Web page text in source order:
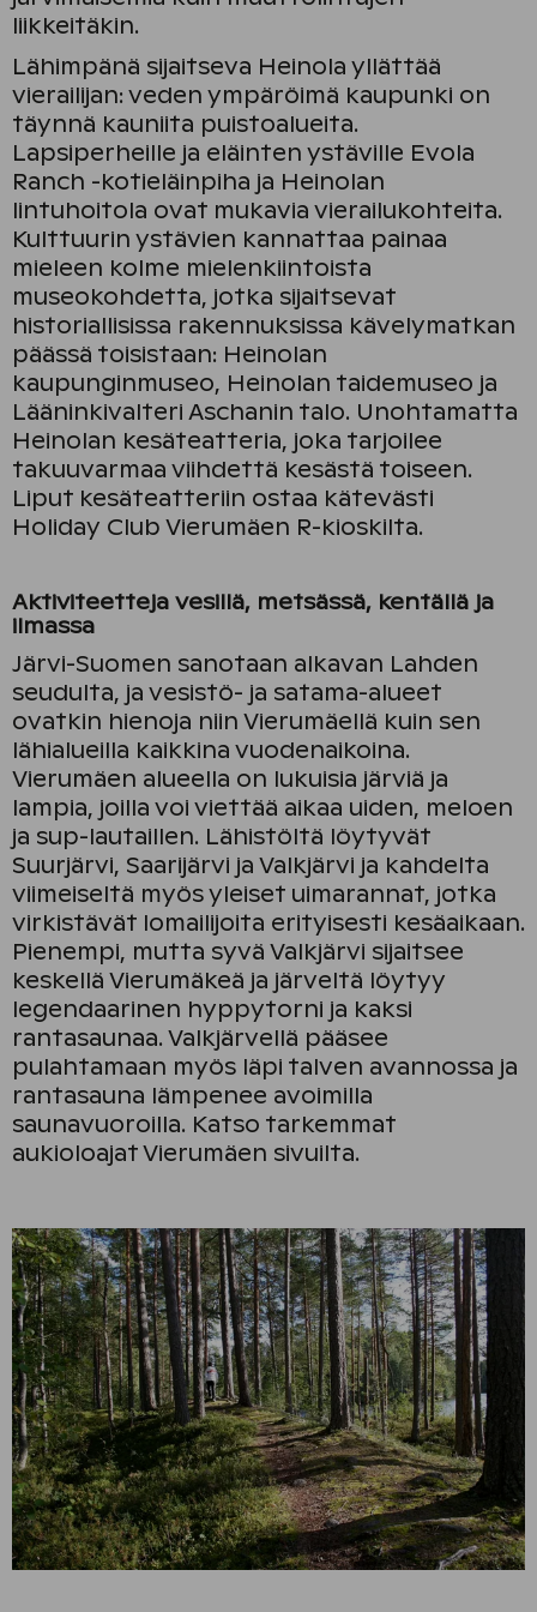
liikkeitäkin.
Lähimpänä sijaitseva Heinola yllättää
vierailijan: veden ympäröimä kaupunki on
täynnä kauniita puistoalueita.
Lapsiperheille ja eläinten ystäville Evola
Ranch -kotieläinpiha ja Heinolan
lintuhoitola ovat mukavia vierailukohteita.
Kulttuurin ystävien kannattaa painaa
mieleen kolme mielenkiintoista
museokohdetta, jotka sijaitsevat
historiallisissa rakennuksissa kävelymatkan
päässä toisistaan: Heinolan
kaupunginmuseo, Heinolan taidemuseo ja
Lääninkivalteri Aschanin talo. Unohtamatta
Heinolan kesäteatteria, joka tarjoilee
takuuvarmaa viihdettä kesästä toiseen.
Liput kesäteatteriin ostaa kätevästi
Holiday Club Vierumäen R-kioskilta.
Aktiviteetteja vesillä, metsässä, kentällä ja
ilmassa
Järvi-Suomen sanotaan alkavan Lahden
seudulta, ja vesistö- ja satama-alueet
ovatkin hienoja niin Vierumäellä kuin sen
lähialueilla kaikkina vuodenaikoina.
Vierumäen alueella on lukuisia järviä ja
lampia, joilla voi viettää aikaa uiden, meloen
ja sup-lautaillen. Lähistöltä löytyvät
Suurjärvi, Saarijärvi ja Valkjärvi ja kahdelta
viimeiseltä myös yleiset uimarannat, jotka
virkistävät lomailijoita erityisesti kesäaikaan.
Pienempi, mutta syvä Valkjärvi sijaitsee
keskellä Vierumäkeä ja järveltä löytyy
legendaarinen hyppytorni ja kaksi
rantasaunaa. Valkjärvellä pääsee
pulahtamaan myös läpi talven avannossa ja
rantasauna lämpenee avoimilla
saunavuoroilla. Katso tarkemmat
aukioloajat Vierumäen sivuilta.